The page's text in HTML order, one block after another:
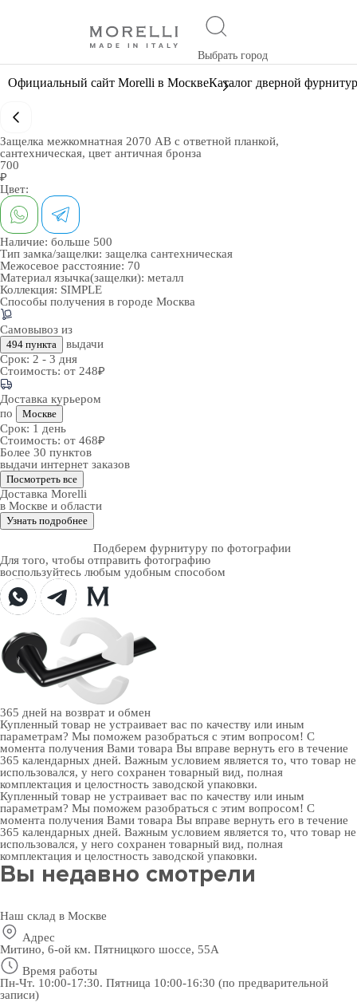
Выбрать город
Официальный сайт Morelli в МосквеКаталог дверной
Защелка межкомнатная 2070 AB с ответной планкой,
сантехническая, цвет античная бронза
700
₽
Цвет:
Наличие: больше 500
Тип замка/защелки: защелка сантехническая
Межосевое расстояние: 70
Материал язычка(защелки): металл
Коллекция: SIMPLE
Способы получения в городе Москва
Самовывоз из
494 пункта
выдачи
Срок: 2 - 3 дня
Стоимость: от 248₽
Доставка курьером
по
Москве
Срок: 1 день
Стоимость: от 468₽
Более 30 пунктов
выдачи интернет заказов
Посмотреть все
Доставка Morelli
в Москве и области
Узнать подробнее
Подберем фурнитуру по фотографии
Для того, чтобы отправить фотографию
воспользуйтесь любым удобным способом
365 дней на возврат и обмен
Купленный товар не устраивает вас по качеству или иным
параметрам? Мы поможем разобраться с этим вопросом! С
момента получения Вами товара Вы вправе вернуть его в течение
365 календарных дней. Важным условием является то, что товар не
использовался, у него сохранен товарный вид, полная
комплектация и целостность заводской упаковки.
Купленный товар не устраивает вас по качеству или иным
параметрам? Мы поможем разобраться с этим вопросом! С
момента получения Вами товара Вы вправе вернуть его в течение
365 календарных дней. Важным условием является то, что товар не
использовался, у него сохранен товарный вид, полная
комплектация и целостность заводской упаковки.
Вы недавно смотрели
Наш склад в Москве
Адрес
Митино, 6-ой км. Пятницкого шоссе, 55А
Время работы
Пн-Чт. 10:00-17:30. Пятница 10:00-16:30 (по предварительной
записи)